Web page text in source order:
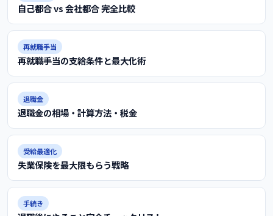
自己都合 vs 会社都合 完全比較
再就職手当
再就職手当の支給条件と最大化術
退職金
退職金の相場・計算方法・税金
受給最適化
失業保険を最大限もらう戦略
手続き